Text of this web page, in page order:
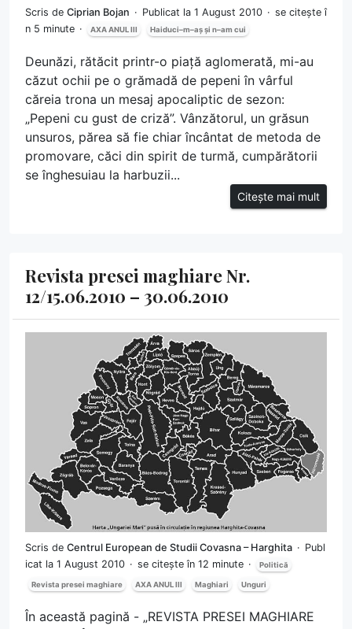
Scris de Ciprian Bojan Publicat la 1 August 2010
se citește î
n 5 minute
AXA ANUL III Haiduci–m–aș și n–am cui
Deunăzi, rătăcit printr-o piață aglomerată, mi-au
căzut ochii pe o grămadă de pepeni în vârful
căreia trona un mesaj apocaliptic de sezon:
„Pepeni cu gust de criză”. Vânzătorul, un grăsun
unsuros, părea să fie chiar încântat de metoda de
promovare, căci din spirit de turmă, cumpărătorii
se înghesuiau la harbuzii...
Citește mai mult
Revista presei maghiare Nr.
12/15.06.2010 – 30.06.2010
Scris de Centrul European de Studii Covasna – Harghita
Publ
icat la 1 August 2010
se citește în 12 minute Politică
Revista presei maghiare AXA ANUL III Maghiari Unguri
În această pagină - „REVISTA PRESEI MAGHIARE